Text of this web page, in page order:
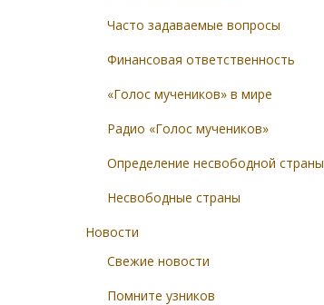
Часто задаваемые вопросы
Финансовая ответственность
«Голос мучеников» в мире
Радио «Голос мучеников»
Определение несвободной страны
Несвободные страны
Новости
Свежие новости
Помните узников